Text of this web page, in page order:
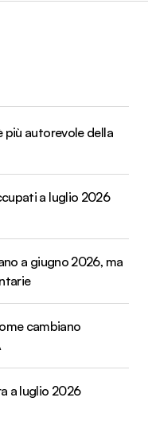
più autorevole della
a luglio 2026
a giugno 2026, ma
cambiano
a luglio 2026